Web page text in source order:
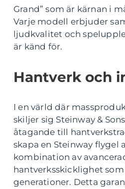
Grand” som är kärnan i
Varje modell erbjuder
ljudkvalitet och
är känd för.
Hantverk och
I en värld där
skiljer sig Steinway &
åtagande till
skapa en Steinway flygel
kombination av
hantverksskicklighet
generationer. Detta